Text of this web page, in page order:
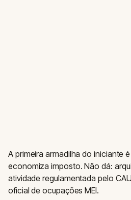
A primeira armadilha do iniciante
economiza imposto. Não dá:
atividade regulamentada pelo
oficial de ocupações MEI.